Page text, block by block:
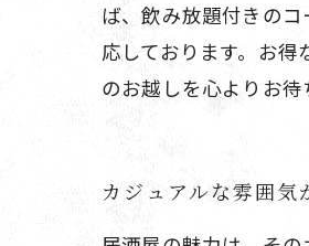
ば、飲み放題付きの
応しております。お
のお越しを心よりお待
カジュアルな雰囲気